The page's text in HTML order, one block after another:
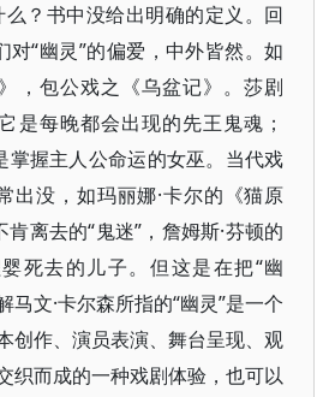
么？书中没给出明确的定义。回
对“幽灵”的偏爱，中外皆然。如
，包公戏之《乌盆记》。莎剧
是每晚都会出现的先王鬼魂；
掌握主人公命运的女巫。当代戏
出没，如玛丽娜·卡尔的《猫原
离去的“鬼迷”，詹姆斯·芬顿的
死去的儿子。但这是在把“幽
马文·卡尔森所指的“幽灵”是一个
创作、演员表演、舞台呈现、观
织而成的一种戏剧体验，也可以